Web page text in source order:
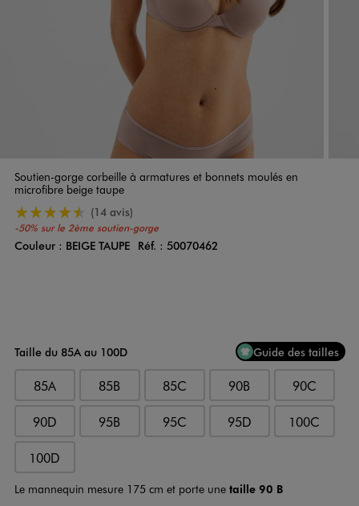
Soutien-gorge corbeille à armatures et bonnets moulés en
microfibre beige taupe
-50% sur le 2ème soutien-gorge
4.5/5 de moyenne
(14 avis)
Couleur
Couleur : BEIGE TAUPE Réf. : 50070462
Taille du 85A au 100D Guide des tailles
85A 85B 85C 90B 90C
90D 95B 95C 95D 100C
100D
Le mannequin mesure 175 cm et porte une taille 90 B